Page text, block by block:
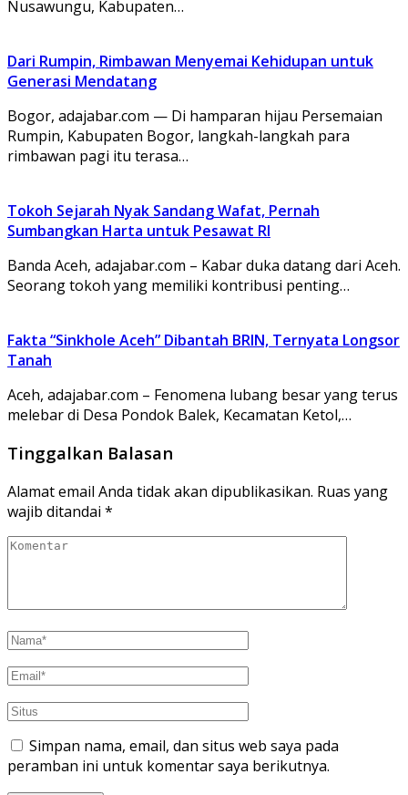
Nusawungu, Kabupaten…
Dari Rumpin, Rimbawan Menyemai Kehidupan untuk
Generasi Mendatang
Bogor, adajabar.com — Di hamparan hijau Persemaian
Rumpin, Kabupaten Bogor, langkah-langkah para
rimbawan pagi itu terasa…
Tokoh Sejarah Nyak Sandang Wafat, Pernah
Sumbangkan Harta untuk Pesawat RI
Banda Aceh, adajabar.com – Kabar duka datang dari Aceh.
Seorang tokoh yang memiliki kontribusi penting…
Fakta “Sinkhole Aceh” Dibantah BRIN, Ternyata Longsor
Tanah
Aceh, adajabar.com – Fenomena lubang besar yang terus
melebar di Desa Pondok Balek, Kecamatan Ketol,…
Tinggalkan Balasan
Alamat email Anda tidak akan dipublikasikan. Ruas yang
wajib ditandai *
Simpan nama, email, dan situs web saya pada
peramban ini untuk komentar saya berikutnya.